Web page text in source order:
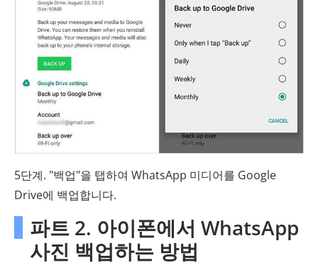
5단계. "백업"을 탭하여 WhatsApp 미디어를 Google
Drive에 백업합니다.
파트 2. 아이폰에서 WhatsApp
사진 백업하는 방법